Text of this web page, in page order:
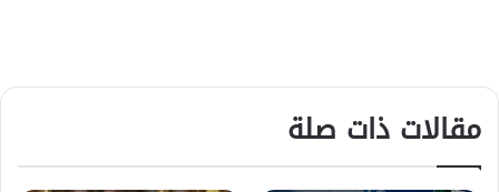
مقالات ذات صلة